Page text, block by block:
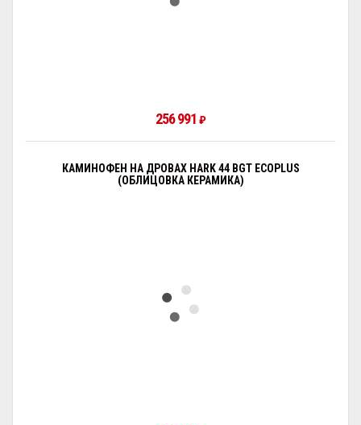
256 991 ₽
КАМИНОФЕН НА ДРОВАХ HARK 44 BGT ECOPLUS
(ОБЛИЦОВКА КЕРАМИКА)